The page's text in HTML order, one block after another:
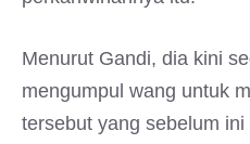
Menurut Gandi, dia kini
mengumpul wang untuk
tersebut yang sebelum